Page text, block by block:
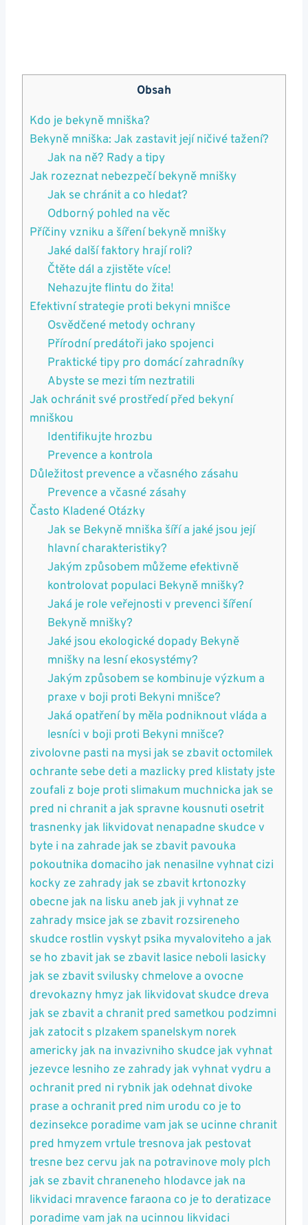
Obsah
Kdo je bekyně mniška?
Bekyně mniška: Jak zastavit její ničivé‍ tažení?
Jak na⁤ ně? Rady a tipy
Jak rozeznat nebezpečí bekyně mnišky
Jak se chránit a co hledat?
Odborný pohled na věc
Příčiny ​vzniku‍ a ​šíření bekyně mnišky
Jaké další faktory ‍hrají roli?
Čtěte dál ‌a ⁣zjistěte více!
Nehazujte flintu do žita!
Efektivní strategie proti bekyni‌ mnišce
Osvědčené⁣ metody ochrany
Přírodní predátoři​ jako spojenci
Praktické ⁢tipy pro domácí zahradníky
Abyste​ se mezi tím neztratili
Jak ochránit​ své prostředí před ‍bekyní
mniškou
Identifikujte hrozbu
Prevence a kontrola
Důležitost prevence a ⁢včasného zásahu
Prevence a včasné zásahy
Často⁣ Kladené⁣ Otázky
Jak se​ Bekyně mniška šíří ​a jaké jsou její
hlavní charakteristiky?
Jakým⁣ způsobem můžeme efektivně⁣
kontrolovat populaci Bekyně mnišky?
Jaká je ⁣role⁤ veřejnosti ‍v prevenci šíření‌
Bekyně mnišky?
Jaké ⁤jsou ekologické⁤ dopady Bekyně⁢
mnišky‍ na lesní ekosystémy?
Jakým ‍způsobem se kombinuje výzkum a
praxe v boji proti Bekyni mnišce?
Jaká opatření ‌by⁣ měla ⁣podniknout vláda a
lesníci v​ boji ⁤proti ‌Bekyni mnišce?
zivolovne ⁣pasti na mysi jak se zbavit ‍octomilek
⁣ochrante sebe ‌deti a ⁢mazlicky pred ⁤klistaty​ jste
zoufali z boje proti slimakum muchnicka jak se
pred⁣ ni chranit a ​jak spravne kousnuti osetrit
trasnenky jak likvidovat nenapadne ‌skudce v
byte i na ‌zahrade jak se zbavit pavouka
pokoutnika domaciho ⁤jak ‌nenasilne ⁢vyhnat cizi
kocky⁤ ze zahrady jak ‌se zbavit⁤ krtonozky
obecne jak⁤ na lisku ⁢aneb jak ⁢ji vyhnat⁢ ze
zahrady msice jak ⁣se‍ zbavit rozsireneho
skudce rostlin vyskyt psika ⁣myvaloviteho‌ a jak
se ho ​zbavit jak se zbavit lasice neboli lasicky
jak se zbavit svilusky chmelove a ovocne
drevokazny hmyz jak ​likvidovat skudce dreva
jak se‌ zbavit a ⁤chranit pred sametkou podzimni
jak zatocit s plzakem spanelskym⁢ norek
⁣americky jak na invazivniho skudce jak vyhnat
jezevce lesniho ze⁤ zahrady jak ⁢vyhnat vydru a
ochranit⁣ pred ni rybnik jak odehnat divoke
prase‍ a ochranit ‌pred nim urodu co ⁤je to
dezinsekce poradime vam⁤ jak‌ se ucinne‍ chranit
pred hmyzem‍ vrtule⁢ tresnova jak pestovat
tresne bez cervu jak na potravinove moly plch
‌jak se zbavit ⁣chraneneho hlodavce jak ⁣na
likvidaci ⁣mravence faraona co je ​to ‍deratizace
poradime vam jak na ucinnou likvidaci ​